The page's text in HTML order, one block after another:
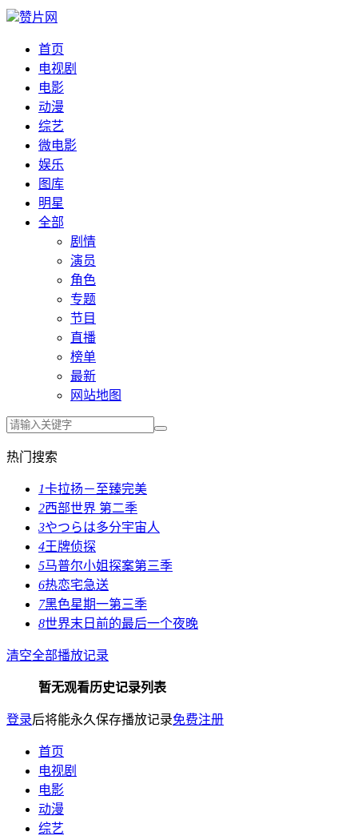
赞片网
首页
电视剧
电影
动漫
综艺
微电影
娱乐
图库
明星
全部
剧情
演员
角色
专题
节目
直播
榜单
最新
网站地图
热门搜索
1卡拉扬－至臻完美
2西部世界 第二季
3やつらは多分宇宙人
4王牌侦探
5马普尔小姐探案第三季
6热恋宅急送
7黑色星期一第三季
8世界末日前的最后一个夜晚
清空全部播放记录
暂无观看历史记录列表
登录后将能永久保存播放记录免费注册
首页
电视剧
电影
动漫
综艺